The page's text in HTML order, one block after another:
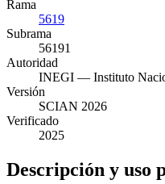
Rama
5619
Subrama
56191
Autoridad
INEGI — Instituto
Versión
SCIAN 2026
Verificado
2025
Descripción y uso